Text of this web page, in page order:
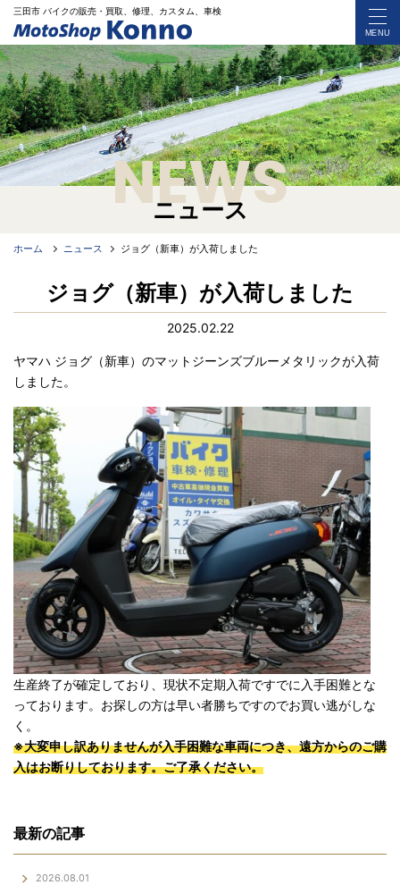
三田市 バイクの販売・買取、修理、カスタム、車検
MENU
ニュース
NEWS
ホーム ニュース ジョグ（新車）が入荷しました
ジョグ（新車）が入荷しました
2025.02.22
ヤマハ ジョグ（新車）のマットジーンズブルーメタリックが入荷
しました。
生産終了が確定しており、現状不定期入荷ですでに入手困難とな
っております。お探しの方は早い者勝ちですのでお買い逃がしな
く。
※大変申し訳ありませんが入手困難な車両につき、遠方からのご購
入はお断りしております。ご了承ください。
最新の記事
2026.08.01